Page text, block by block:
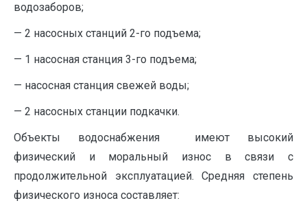
водозаборов;
— 2 насосных станций 2-го подъема;
— 1 насосная станция 3-го подъема;
— насосная станция свежей воды;
— 2 насосных станции подкачки.
Объекты водоснабжения имеют высокий
физический и моральный износ в связи с
продолжительной эксплуатацией. Средняя степень
физического износа составляет: